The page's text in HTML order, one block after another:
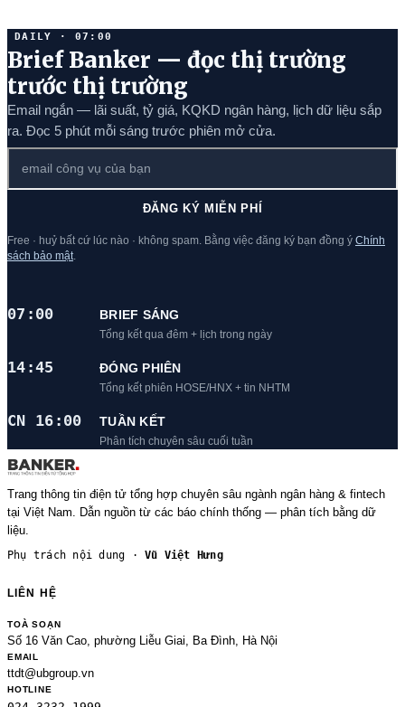
DAILY · 07:00
Brief Banker — đọc thị trường
trước thị trường
Email ngắn — lãi suất, tỷ giá, KQKD ngân hàng, lịch dữ liệu sắp
ra. Đọc 5 phút mỗi sáng trước phiên mở cửa.
ĐĂNG KÝ MIỄN PHÍ
Free · huỷ bất cứ lúc nào · không spam. Bằng việc đăng ký bạn đồng ý Chính
sách bảo mật
07:00 BRIEF SÁNG
Tổng kết qua đêm + lịch trong ngày
14:45 ĐÓNG PHIÊN
Tổng kết phiên HOSE/HNX + tin NHTM
CN 16:00 TUẦN KẾT
Phân tích chuyên sâu cuối tuần
Trang thông tin điện tử tổng hợp chuyên sâu ngành ngân hàng & fintech
tại Việt Nam. Dẫn nguồn từ các báo chính thống — phân tích bằng dữ
liệu.
Phụ trách nội dung ·Vũ Việt Hưng
LIÊN HỆ
TOÀ SOẠN
Số 16 Văn Cao, phường Liễu Giai, Ba Đình, Hà Nội
EMAIL
ttdt@ubgroup.vn
HOTLINE